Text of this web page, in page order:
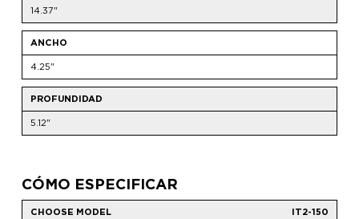
14.37"
ANCHO
4.25"
PROFUNDIDAD
5.12"
CÓMO ESPECIFICAR
IT2-150